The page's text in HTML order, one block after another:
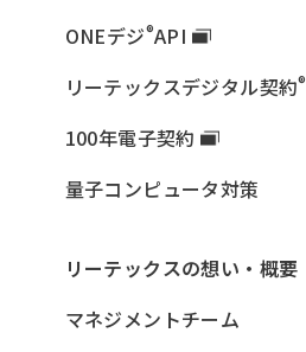
ONEデジ®API
リーテックスデジタル契約®
100年電子契約
量子コンピュータ対策
リーテックスの想い・概要
マネジメントチーム